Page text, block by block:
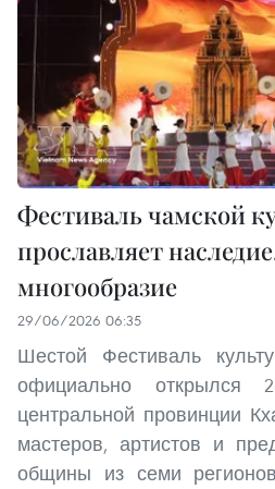
Фестиваль чамской
прославляет
многообразие
29/06/2026 06:35
Шестой Фестиваль
официально
центральной провинции
мастеров, артистов и
общины из семи